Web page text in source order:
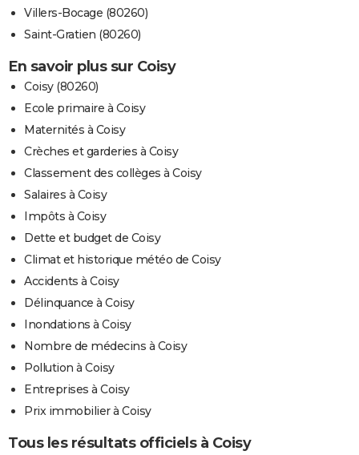
Villers-Bocage (80260)
Saint-Gratien (80260)
En savoir plus sur Coisy
Coisy (80260)
Ecole primaire à Coisy
Maternités à Coisy
Crèches et garderies à Coisy
Classement des collèges à Coisy
Salaires à Coisy
Impôts à Coisy
Dette et budget de Coisy
Climat et historique météo de Coisy
Accidents à Coisy
Délinquance à Coisy
Inondations à Coisy
Nombre de médecins à Coisy
Pollution à Coisy
Entreprises à Coisy
Prix immobilier à Coisy
Tous les résultats officiels à Coisy